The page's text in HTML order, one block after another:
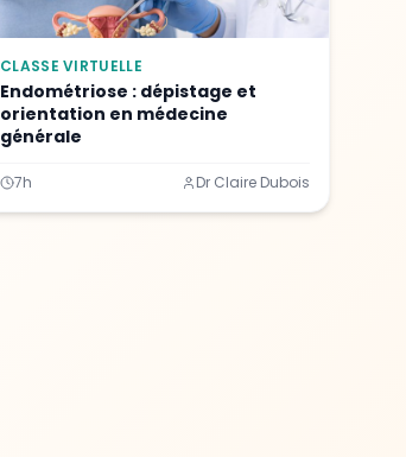
CLASSE VIRTUELLE
Endométriose : dépistage et
orientation en médecine
générale
7h Dr Claire Dubois